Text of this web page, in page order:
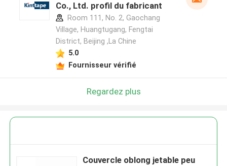
Co., Ltd. profil du fabricant
Room 111, No. 2, Gaochang
Village, Huangtugang, Fengtai
District, Beijing ,La Chine
5.0
Fournisseur vérifié
Regardez plus
Couvercle oblong jetable peu